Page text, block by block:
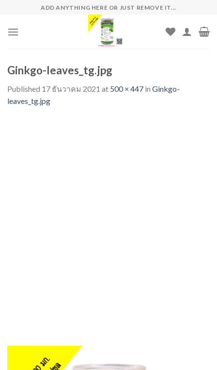
content
ADD ANYTHING HERE OR JUST REMOVE IT...
Ginkgo-leaves_tg.jpg
Published 17 ธันวาคม 2021 at 500 × 447 in Ginkgo-
leaves_tg.jpg